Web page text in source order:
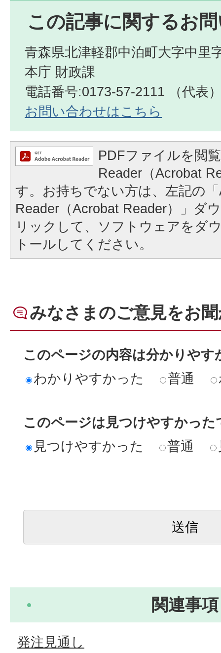
この記事に関するお
青森県北津軽郡中泊町大字中里
本庁 財政課
電話番号:0173-57-2111 （代表
お問い合わせはこちら
PDFファイルを閲
Reader（Acrobat
す。お持ちでない方は、左記の
Reader（Acrobat Reader）」ダ
リックして、ソフトウェアをダ
トールしてください。
みなさまのご意見をお
このページの内容は分かりやす
わかりやすかった
普通
このページは見つけやすかった
見つけやすかった
普通
関連事項
発注見通し